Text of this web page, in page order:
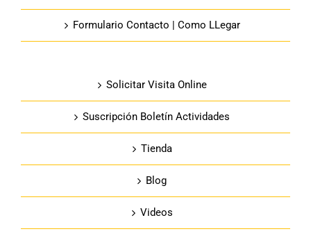
Formulario Contacto | Como LLegar
Solicitar Visita Online
Suscripción Boletín Actividades
Tienda
Blog
Videos